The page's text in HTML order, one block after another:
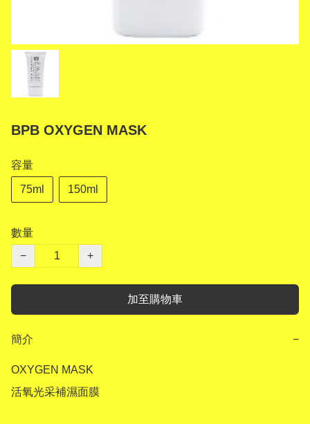
BPB OXYGEN MASK
容量
75ml 150ml
數量
−
+
加至購物車
簡介 −
OXYGEN MASK
活氧光采補濕面膜